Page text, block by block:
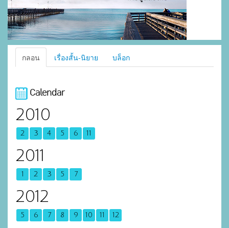
กลอน เรื่องสั้น-นิยาย บล็อก
Calendar
2010
2 3 4 5 6 11
2011
1 2 3 5 7
2012
5 6 7 8 9 10 11 12